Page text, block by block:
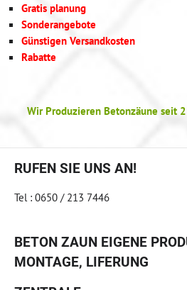
Gratis planung
Sonderangebote
Günstigen Versandkosten
Rabatte
Wir Produzieren Betonzäune seit
RUFEN SIE UNS AN!
Tel : 0650 / 213 7446
BETON ZAUN EIGENE
MONTAGE, LIFERUNG